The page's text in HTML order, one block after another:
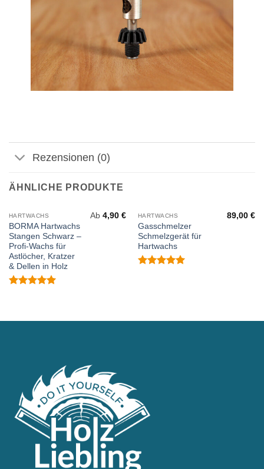
Rezensionen (0)
ÄHNLICHE PRODUKTE
HARTWACHS
BORMA Hartwachs
Stangen Schwarz –
Profi-Wachs für
Astlöcher, Kratzer
& Dellen in Holz
Ab4,90€ HARTWACHS
Gasschmelzer
Schmelzgerät für
Hartwachs
89,00€